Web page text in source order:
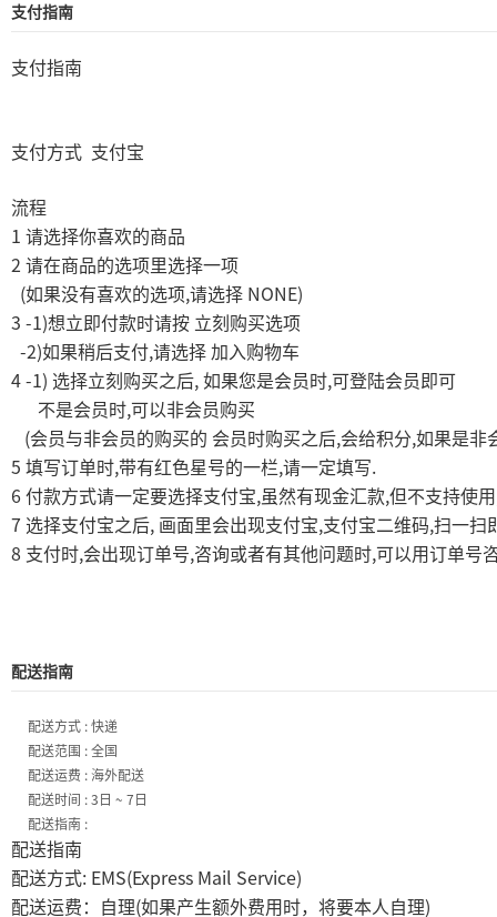
支付指南
支付指南
支付方式 支付宝
流程
1 请选择你喜欢的商品
2 请在商品的选项里选择一项
(如果没有喜欢的选项,请选择 NONE)
3 -1)想立即付款时请按 立刻购买选项
-2)如果稍后支付,请选择 加入购物车
4 -1) 选择立刻购买之后, 如果您是会员时,可登陆会员即可
不是会员时,可以非会员购买
(会员与非会员的购买的 会员时购买之后,会给积分,如果是非
5 填写订单时,带有红色星号的一栏,请一定填写.
6 付款方式请一定要选择支付宝,虽然有现金汇款,但不支持使用
7 选择支付宝之后, 画面里会出现支付宝,支付宝二维码,扫一扫
8 支付时,会出现订单号,咨询或者有其他问题时,可以用订单号
配送指南
配送方式 : 快递
配送范围 : 全国
配送运费 : 海外配送
配送时间 : 3日 ~ 7日
配送指南 :
配送指南
配送方式: EMS(Express Mail Service)
配送运费：自理(如果产生额外费用时，将要本人自理)